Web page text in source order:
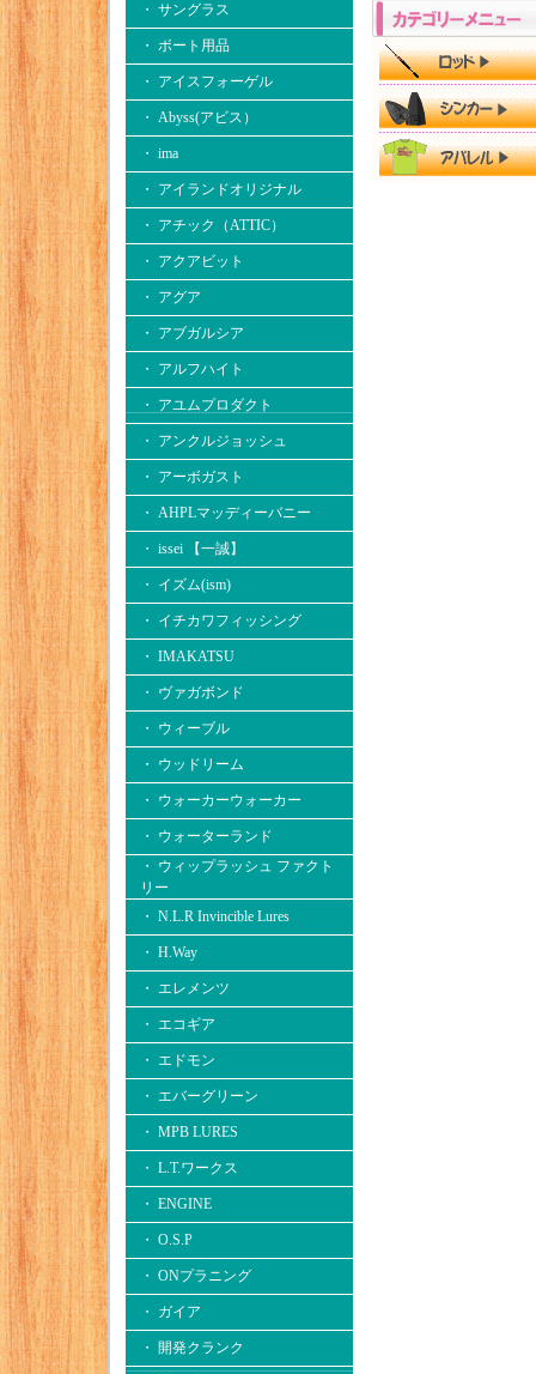
・ サングラス
・ ボート用品
・ アイスフォーゲル
・ Abyss(アビス）
・ ima
・ アイランドオリジナル
・ アチック（ATTIC）
・ アクアビット
・ アグア
・ アブガルシア
・ アルフハイト
・ アユムプロダクト
・ アンクルジョッシュ
・ アーボガスト
・ AHPLマッディーバニー
・ issei 【一誠】
・ イズム(ism)
・ イチカワフィッシング
・ IMAKATSU
・ ヴァガボンド
・ ウィーブル
・ ウッドリーム
・ ウォーカーウォーカー
・ ウォーターランド
・ ウィップラッシュ ファクト
リー
・ N.L.R Invincible Lures
・ H.Way
・ エレメンツ
・ エコギア
・ エドモン
・ エバーグリーン
・ MPB LURES
・ L.T.ワークス
・ ENGINE
・ O.S.P
・ ONプラニング
・ ガイア
・ 開発クランク